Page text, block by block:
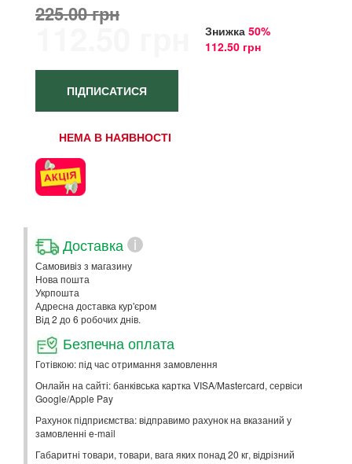
225.00 грн
112.50 грн Знижка 50%
112.50 грн
ПІДПИСАТИСЯ
НЕМА В НАЯВНОСТІ
Доставка i
Самовивіз з магазину
Нова пошта
Укрпошта
Адресна доставка кур'єром
Від 2 до 6 робочих днів.
Безпечна оплата
Готівкою: під час отримання замовлення
Онлайн на сайті: банківська картка VISA/Mastercard, сервіси
Google/Apple Pay
Рахунок підприємства: відправимо рахунок на вказаний у
замовленні e-mail
Габаритні товари, товари, вага яких понад 20 кг, відрізний